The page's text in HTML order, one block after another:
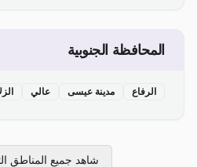
المحافظة الجنوبية
الرفاع مدينة عيسى عالي
شاهد جميع المناطق